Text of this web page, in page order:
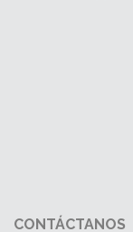
CONTÁCTANOS